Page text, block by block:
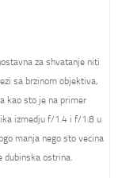
za shvatanje niti
sa brzinom objektiva,
kao sto je na primer
izmedju f/1.4 i f/1.8 u
manja nego sto vecina
dubinska ostrina.